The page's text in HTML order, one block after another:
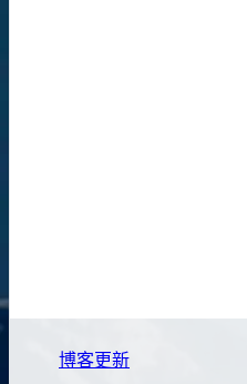
博客更新